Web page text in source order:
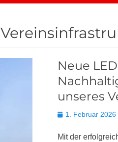
Neue
unseres
Posted
1. Februar 2026
Mit der